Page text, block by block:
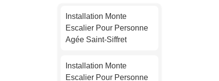
Installation Monte
Escalier Pour Personne
Installation Monte
Agée Les Angles
Agée Alès
Installation Monte
Escalier Pour Personne
Agée Saint-Siffret
Installation Monte
Escalier Pour Personne